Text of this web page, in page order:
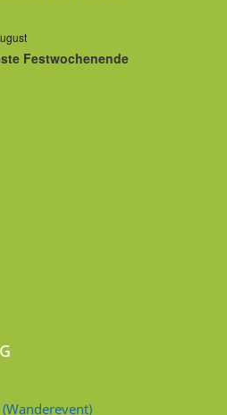
Festwochenende